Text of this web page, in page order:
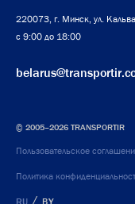
220073, г. Минск, ул.
с 9:00 до 18:00
© 2005–2026 TRANSPORTIR
Пользовательское
Политика
RU / BY